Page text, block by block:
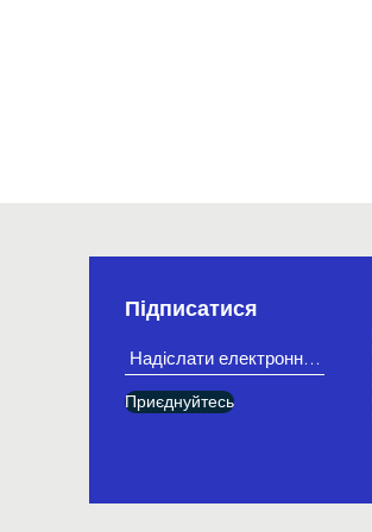
Підписатися
Приєднуйтесь